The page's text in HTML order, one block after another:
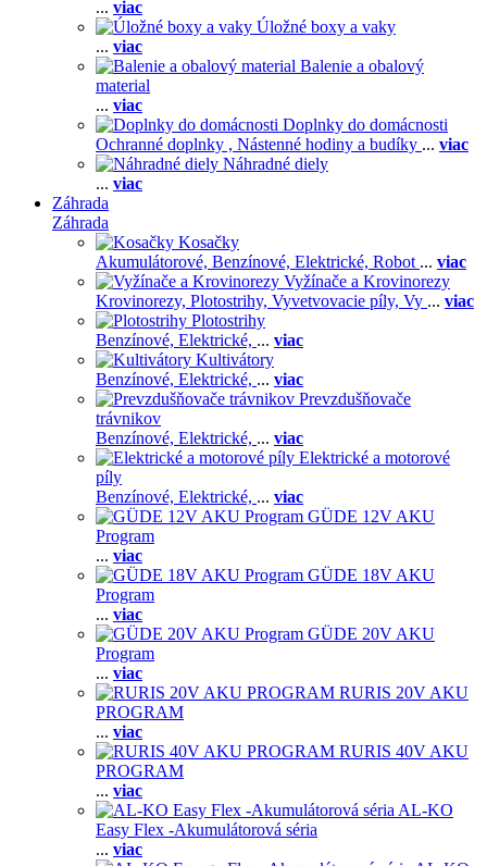
... viac
Úložné boxy a vaky
... viac
Balenie a obalový
material
... viac
Doplnky do domácnosti
Ochranné doplnky , Nástenné hodiny a budíky ... viac
Náhradné diely
... viac
Záhrada
Záhrada
Kosačky
Akumulátorové, Benzínové, Elektrické, Robot ... viac
Vyžínače a Krovinorezy
Krovinorezy, Plotostrihy, Vyvetvovacie píly, Vy ... viac
Plotostrihy
Benzínové, Elektrické, ... viac
Kultivátory
Benzínové, Elektrické, ... viac
Prevzdušňovače
trávnikov
Benzínové, Elektrické, ... viac
Elektrické a motorové
píly
Benzínové, Elektrické, ... viac
GÜDE 12V AKU
Program
... viac
GÜDE 18V AKU
Program
... viac
GÜDE 20V AKU
Program
... viac
RURIS 20V AKU
PROGRAM
... viac
RURIS 40V AKU
PROGRAM
... viac
AL-KO
Easy Flex -Akumulátorová séria
... viac